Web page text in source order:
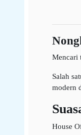
Mencari
Salah
modern
House